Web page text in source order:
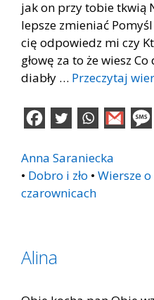
jak on przy tobie tkwią
lepsze zmieniać
cię odpowiedz mi czy
głowę za to że wiesz
diabły … Przeczytaj
Anna Saraniecka
• Dobro i zło • Wiersze
czarownicach
Alina